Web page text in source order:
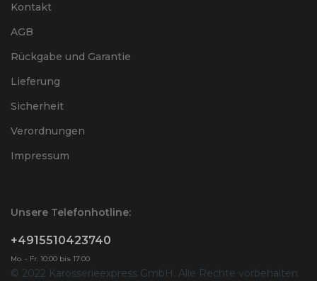
Kontakt
AGB
Rückgabe und Garantie
Lieferung
Sicherheit
Verordnungen
Impressum
Unsere Telefonhotline:
+4915510423740
Mo. - Fr. 10:00 bis 17:00
© 2022 Karosserieexpress GmbH. Alle Rechte vorbehalten.